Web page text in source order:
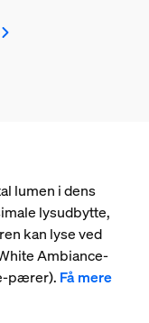
lumen i dens
lysudbytte,
kan lyse ved
Ambiance-
pærer). Få mere